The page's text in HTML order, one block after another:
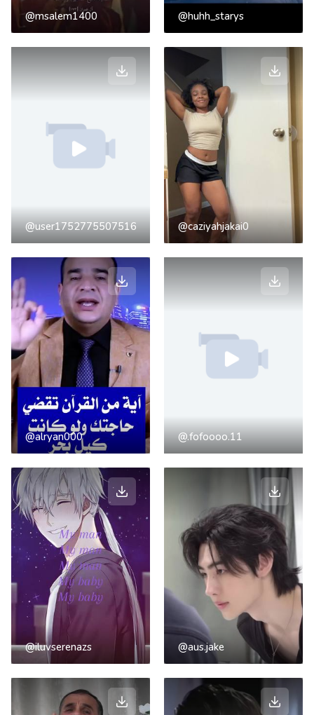
@msalem1400 @huhh_starys
@user1752775507516 @caziyahjakai0
@alryan000 @.fofoooo.11
@iluvserenazs @aus.jake